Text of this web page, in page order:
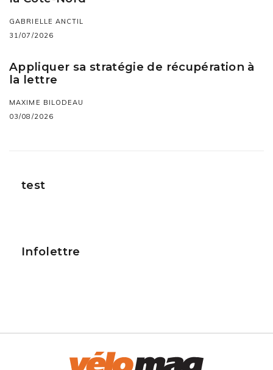
GABRIELLE ANCTIL
31/07/2026
Appliquer sa stratégie de récupération à
la lettre
MAXIME BILODEAU
03/08/2026
test
Infolettre